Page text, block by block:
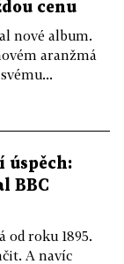
cenu
nové album.
aranžmá
úspěch:
BBC
od roku 1895.
A navíc